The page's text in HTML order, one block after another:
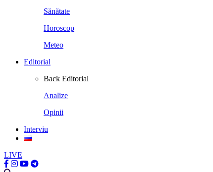
Sănătate
Horoscop
Meteo
Editorial
Back Editorial
Analize
Opinii
Interviu
LIVE